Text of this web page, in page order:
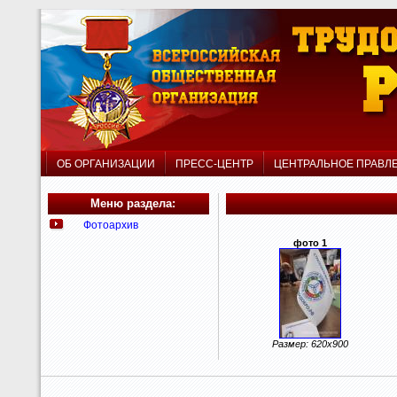
ОБ ОРГАНИЗАЦИИ ПРЕСС-ЦЕНТР ЦЕНТРАЛЬНОЕ
Меню раздела:
Фотоархив
фото 1
Размер: 620x900